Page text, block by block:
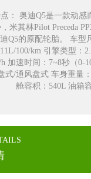
： 奥迪Q5是一款动
米其林Pilot Preceda
Q5的原配轮胎。 车型
100/km 引擎类型：
h 加速时间：7~8秒（0-
式/通风盘式 车身重量
舱容积：540L 油箱